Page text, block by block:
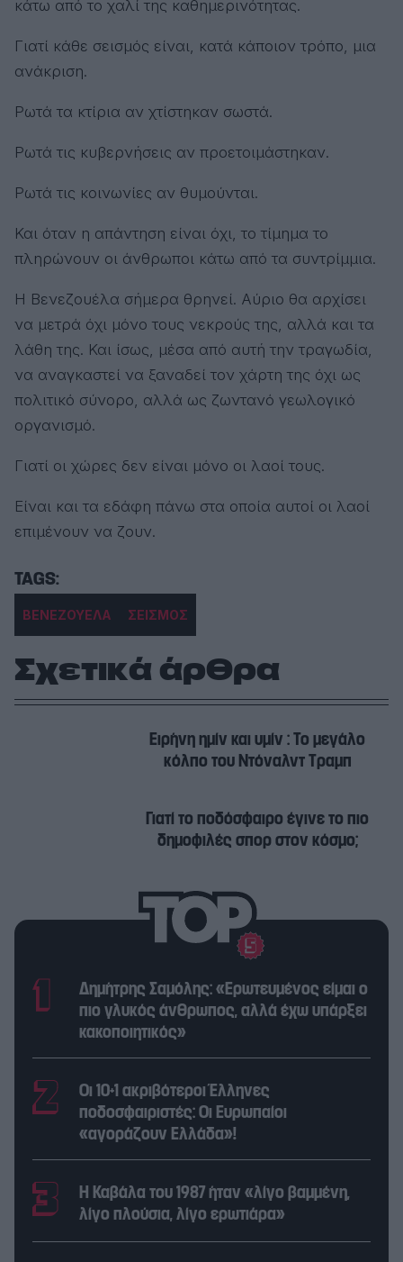
κάτω από το χαλί της καθημερινότητας.
Γιατί κάθε σεισμός είναι, κατά κάποιον τρόπο, μια
ανάκριση.
Ρωτά τα κτίρια αν χτίστηκαν σωστά.
Ρωτά τις κυβερνήσεις αν προετοιμάστηκαν.
Ρωτά τις κοινωνίες αν θυμούνται.
Και όταν η απάντηση είναι όχι, το τίμημα το
πληρώνουν οι άνθρωποι κάτω από τα συντρίμμια.
Η Βενεζουέλα σήμερα θρηνεί. Αύριο θα αρχίσει
να μετρά όχι μόνο τους νεκρούς της, αλλά και τα
λάθη της. Και ίσως, μέσα από αυτή την τραγωδία,
να αναγκαστεί να ξαναδεί τον χάρτη της όχι ως
πολιτικό σύνορο, αλλά ως ζωντανό γεωλογικό
οργανισμό.
Γιατί οι χώρες δεν είναι μόνο οι λαοί τους.
Είναι και τα εδάφη πάνω στα οποία αυτοί οι λαοί
επιμένουν να ζουν.
ΒΕΝΕΖΟΥΕΛΑ ΣΕΙΣΜΟΣ
Σχετικά άρθρα
Ειρήνη ημίν και υμίν : Το μεγάλο
κόλπο του Ντόναλντ Τραμπ
Γιατί το ποδόσφαιρο έγινε το πιο
δημοφιλές σπορ στον κόσμο;
Δημήτρης Σαμόλης: «Ερωτευμένος είμαι ο
πιο γλυκός άνθρωπος, αλλά έχω υπάρξει
κακοποιητικός»
Οι 10+1 ακριβότεροι Έλληνες
ποδοσφαιριστές: Οι Ευρωπαίοι
«αγοράζουν Ελλάδα»!
Η Καβάλα του 1987 ήταν «λίγο βαμμένη,
λίγο πλούσια, λίγο ερωτιάρα»